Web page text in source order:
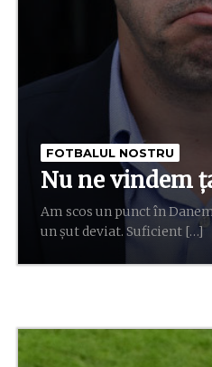
FOTBALUL NOSTRU
Nu ne vindem
Am scos un punct în
un șut deviat. Suficient […]